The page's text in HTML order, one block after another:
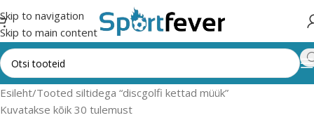
Skip to navigation
Skip to main content
Esileht Tooted siltidega “discgolfi kettad müük”
Kuvatakse kõik 30 tulemust